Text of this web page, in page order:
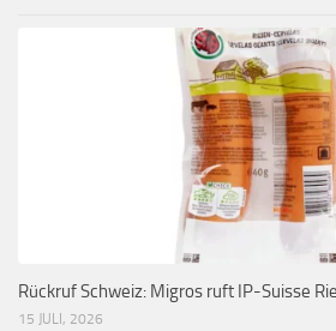
Rückruf Schweiz: Migros ruft IP-Suisse
15 JULI, 2026